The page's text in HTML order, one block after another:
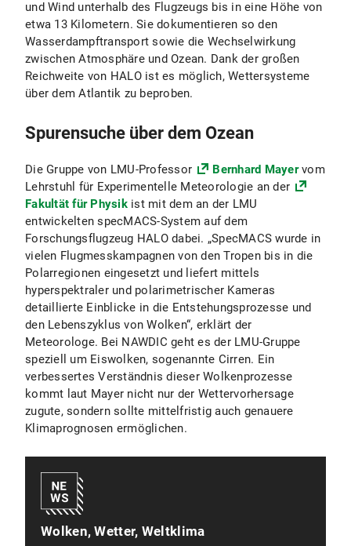
und Wind unterhalb des Flugzeugs bis in eine Höhe von
etwa 13 Kilometern. Sie dokumentieren so den
Wasserdampftransport sowie die Wechselwirkung
zwischen Atmosphäre und Ozean. Dank der großen
Reichweite von HALO ist es möglich, Wettersysteme
über dem Atlantik zu beproben.
Spurensuche über dem Ozean
Die Gruppe von LMU-Professor Bernhard Mayervom
Lehrstuhl für Experimentelle Meteorologie an der
Fakultät für Physikist mit dem an der LMU
entwickelten specMACS-System auf dem
Forschungsflugzeug HALO dabei. „SpecMACS wurde in
vielen Flugmesskampagnen von den Tropen bis in die
Polarregionen eingesetzt und liefert mittels
hyperspektraler und polarimetrischer Kameras
detaillierte Einblicke in die Entstehungsprozesse und
den Lebenszyklus von Wolken“, erklärt der
Meteorologe. Bei NAWDIC geht es der LMU-Gruppe
speziell um Eiswolken, sogenannte Cirren. Ein
verbessertes Verständnis dieser Wolkenprozesse
kommt laut Mayer nicht nur der Wettervorhersage
zugute, sondern sollte mittelfristig auch genauere
Klimaprognosen ermöglichen.
Wolken, Wetter, Weltklima